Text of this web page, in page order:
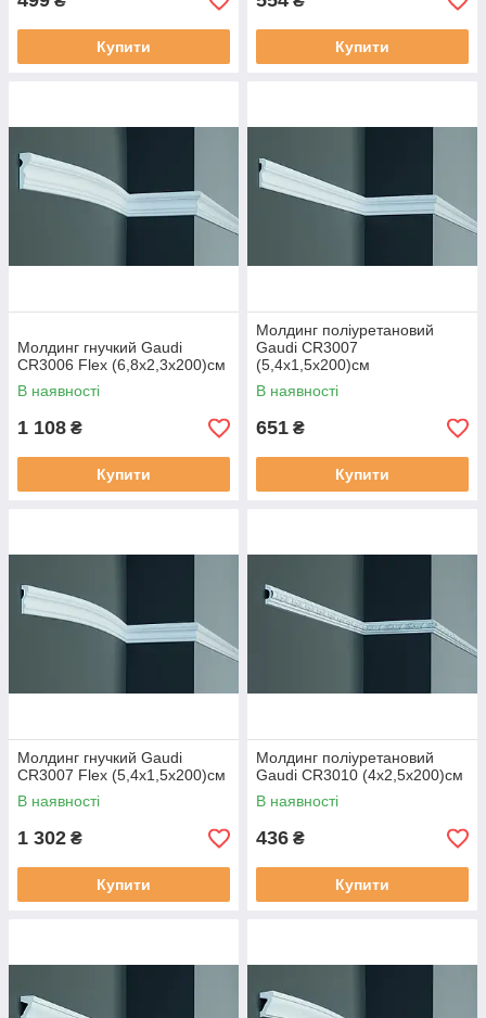
Купити Купити
Молдинг гнучкий Gaudi
CR3006 Flex (6,8х2,3x200)см
В наявності
1 108 ₴
Купити
Молдинг поліуретановий
Gaudi CR3007
(5,4х1,5x200)см
В наявності
651 ₴
Купити
Молдинг гнучкий Gaudi
CR3007 Flex (5,4х1,5x200)см
В наявності
1 302 ₴
Купити
Молдинг поліуретановий
Gaudi CR3010 (4х2,5x200)см
В наявності
436 ₴
Купити